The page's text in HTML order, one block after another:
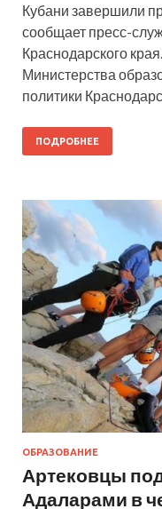
Кубани завершили
сообщает пресс-
Краснодарского
Министерства
политики
ПОДРОБНЕЕ
ОБРАЗОВАНИЕ
Артековцы
Адаларами в